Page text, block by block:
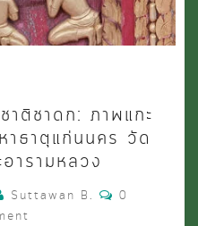
เวสสันดร
ละ
ศชาติ
าดก:
าติชาดก: ภาพแกะ
ธาตุแก่นนคร วัด
ารามหลวง
Suttawan B. Comments
0